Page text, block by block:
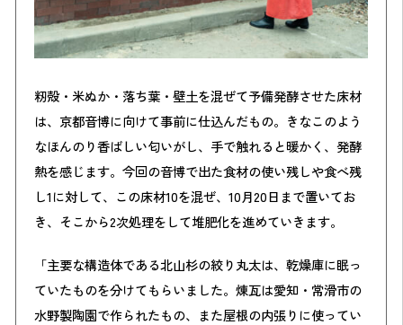
籾殻・米ぬか・落ち葉・壁土を混ぜて予備発酵させた床材
は、京都音博に向けて事前に仕込んだもの。きなこのよう
なほんのり香ばしい匂いがし、手で触れると暖かく、発酵
熱を感じます。今回の音博で出た食材の使い残しや食べ残
し1に対して、この床材10を混ぜ、10月20日まで置いてお
き、そこから2次処理をして堆肥化を進めていきます。
「主要な構造体である北山杉の絞り丸太は、乾燥庫に眠っ
ていたものを分けてもらいました。煉瓦は愛知・常滑市の
水野製陶園で作られたもの、また屋根の内張りに使ってい